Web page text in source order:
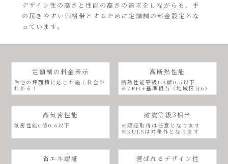
デザイン性の高さと性能の高さの追求をしながらも、手
の届きやすい価格帯とするために定額制の料金設定とな
っています。
定額制の料金表示
住宅の坪面積に応じた施工料金が
わかる！
高断熱性能
断熱性能等級UA値0.5以下
※ZEH+基準相当（地域区分6）
高気密性能
気密性能C値0.6以下
耐震等級3相当
※認証取得は任意となります
※KULSは対象外となります
省エネ認証 選ばれるデザイン性